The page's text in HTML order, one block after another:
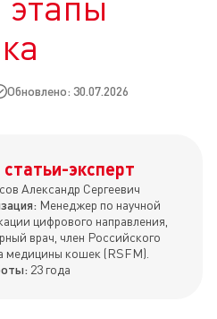
Обновлено: 30.07.2026
эксперт
Александр Сергеевич
Менеджер по научной
цифрового направления,
врач, член Российского
медицины кошек (RSFM).
23 года